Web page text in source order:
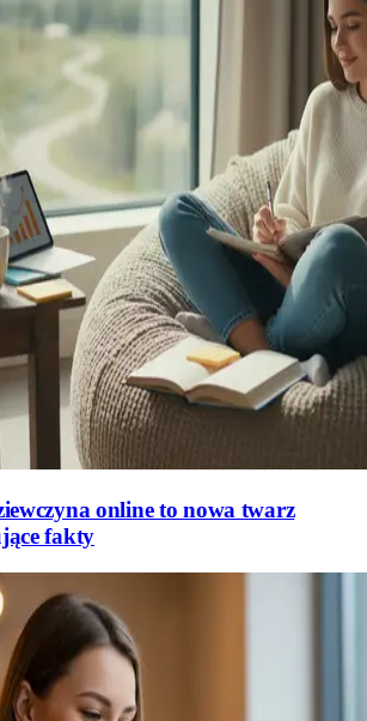
online to nowa twarz
fakty